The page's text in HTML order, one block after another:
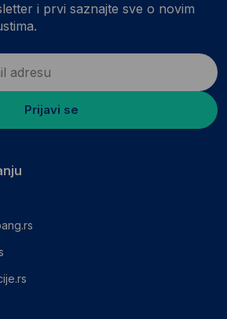
i prvi saznajte sve o novim
Prijavi se